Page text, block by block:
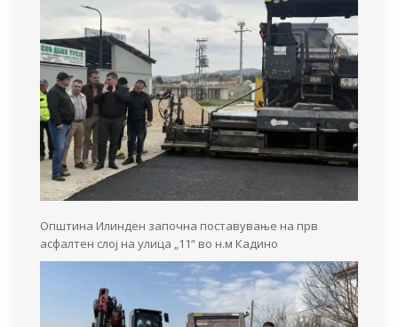
Општина Илинден започна поставување на прв
асфалтен слој на улица „11“ во н.м Кадино